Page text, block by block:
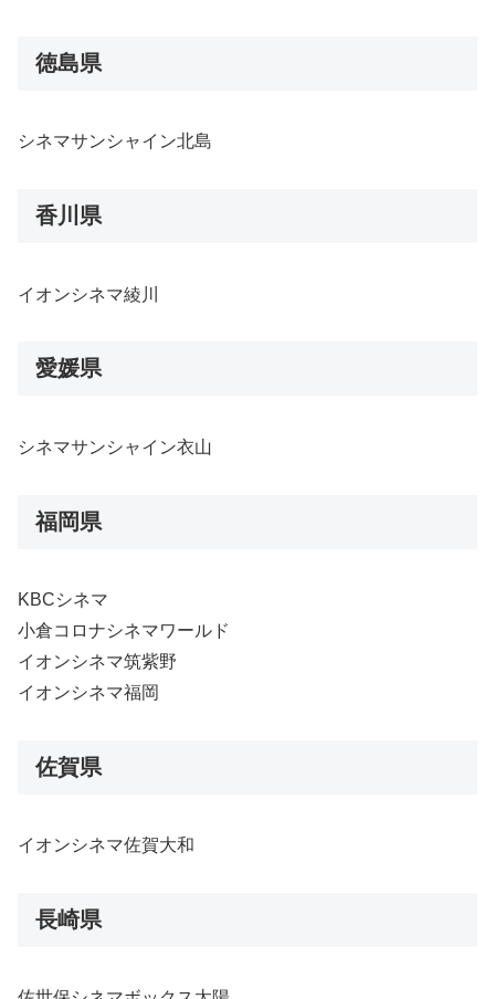
徳島県
シネマサンシャイン北島
香川県
イオンシネマ綾川
愛媛県
シネマサンシャイン衣山
福岡県
KBCシネマ
小倉コロナシネマワールド
イオンシネマ筑紫野
イオンシネマ福岡
佐賀県
イオンシネマ佐賀大和
長崎県